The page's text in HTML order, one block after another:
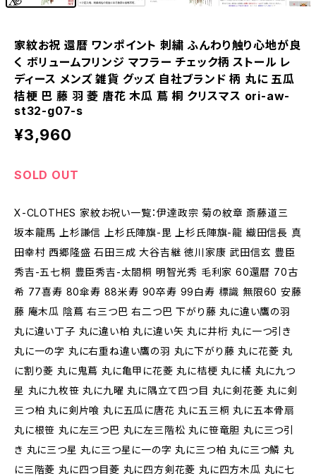
家紋お祝 還暦 ワンポイント 刺繍 ふんわり触り心地が良
く ボリュームフリンジ マフラー チェック柄 ストール レ
ディース メンズ 雑貨 グッズ 自社ブランド 柄 丸に 五瓜
桔梗 巴 藤 羽 菱 唐花 木瓜 蔦 桐 クリスマス ori-aw-
st32-g07-s
¥3,960
SOLD OUT
X-CLOTHES 家紋お祝い一覧：伊達政宗 菊の紋章 斎藤道三
坂本龍馬 上杉謙信 上杉氏陣旗-毘 上杉氏陣旗-龍 織田信長 真
田幸村 西郷隆盛 石田三成 大谷吉継 徳川家康 武田信玄 豊臣
秀吉-五七桐 豊臣秀吉-太閤桐 明智光秀 毛利家 60還暦 70古
希 77喜寿 80傘寿 88米寿 90卒寿 99白寿 標識 無限60 安藤
藤 庵木瓜 陰蔦 右三つ巴 右二つ巴 下がり藤 丸に違い鷹の羽
丸に違い丁子 丸に違い柏 丸に違い矢 丸に井桁 丸に一つ引き
丸に一の字 丸に右重ね違い鷹の羽 丸に下がり藤 丸に花菱 丸
に割り菱 丸に鬼蔦 丸に亀甲に花菱 丸に桔梗 丸に橘 丸に九つ
星 丸に九枚笹 丸に九曜 丸に隅立て四つ目 丸に剣花菱 丸に剣
三つ柏 丸に剣片喰 丸に五瓜に唐花 丸に五三桐 丸に五本骨扇
丸に根笹 丸に左三つ巴 丸に左三階松 丸に笹竜胆 丸に三つ引
き 丸に三つ星 丸に三つ星に一の字 丸に三つ柏 丸に三つ鱗 丸
に三階菱 丸に四つ目菱 丸に四方剣花菱 丸に四方木瓜 丸に七